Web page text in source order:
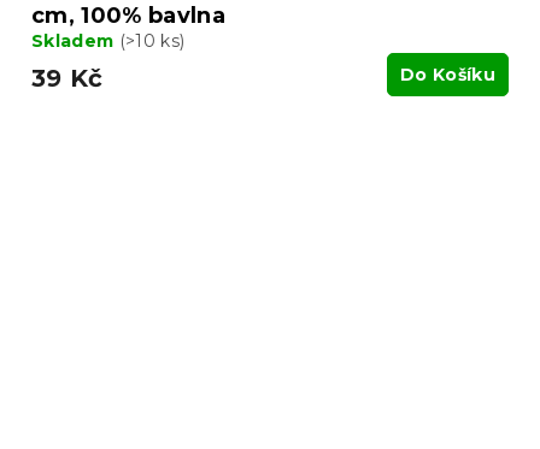
cm, 100% bavlna
Skladem (>10 ks)
39 Kč Do Košíku